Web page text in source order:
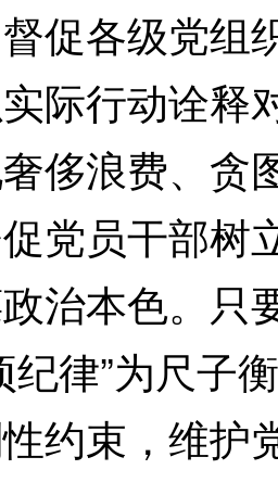
促各级党组
际行动诠释
侈浪费、贪
党员干部树
治本色。只
纪律”为尺子
约束，维护